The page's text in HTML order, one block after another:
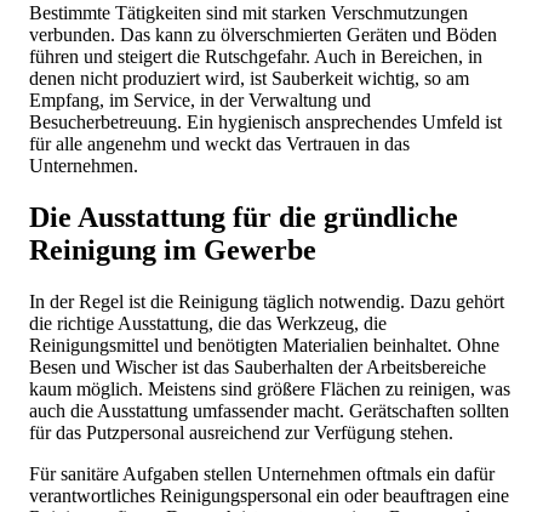
Bestimmte Tätigkeiten sind mit starken Verschmutzungen
verbunden. Das kann zu ölverschmierten Geräten und Böden
führen und steigert die Rutschgefahr. Auch in Bereichen, in
denen nicht produziert wird, ist Sauberkeit wichtig, so am
Empfang, im Service, in der Verwaltung und
Besucherbetreuung. Ein hygienisch ansprechendes Umfeld ist
für alle angenehm und weckt das Vertrauen in das
Unternehmen.
Die Ausstattung für die gründliche
Reinigung im Gewerbe
In der Regel ist die Reinigung täglich notwendig. Dazu gehört
die richtige Ausstattung, die das Werkzeug, die
Reinigungsmittel und benötigten Materialien beinhaltet. Ohne
Besen und Wischer ist das Sauberhalten der Arbeitsbereiche
kaum möglich. Meistens sind größere Flächen zu reinigen, was
auch die Ausstattung umfassender macht. Gerätschaften sollten
für das Putzpersonal ausreichend zur Verfügung stehen.
Für sanitäre Aufgaben stellen Unternehmen oftmals ein dafür
verantwortliches Reinigungspersonal ein oder beauftragen eine